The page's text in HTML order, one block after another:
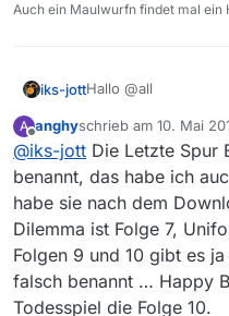
Auch ein Maulwurfn findet mal ein
iks-jottHallo @all
Ist zwar kein Fehler
Hinweis.
Beim ZDF scheint
immer noch nicht
unter 2
https://www.zdf.de/
berlin/
https://www.zdf.de/
So sollte es wohl
A
Offline
anghyschrieb am 10. Mai
zuletzt editiert von
@iks-jott Die Letzte Spur
benannt, das habe ich
habe sie nach dem
Dilemma ist Folge 7,
Folgen 9 und 10 gibt es
falsch benannt … Happy
Todesspiel die Folge 10.